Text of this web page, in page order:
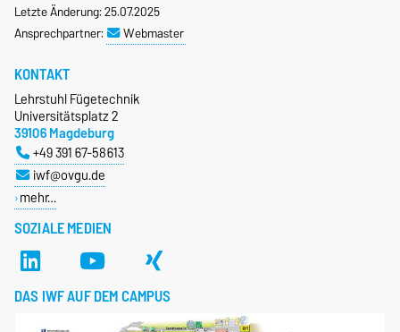
Letzte Änderung: 25.07.2025
Ansprechpartner:
Webmaster
SOZIALE MEDIEN
KONTAKT
Lehrstuhl Fügetechnik
Universitätsplatz 2
39106 Magdeburg
+49 391 67-58613
iwf@ovgu.de
mehr…
DAS IWF AUF DEM CAMPUS